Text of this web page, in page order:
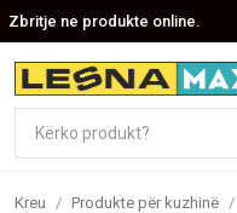
Zbritje ne produkte online.
Kreu / Produkte për kuzhinë /